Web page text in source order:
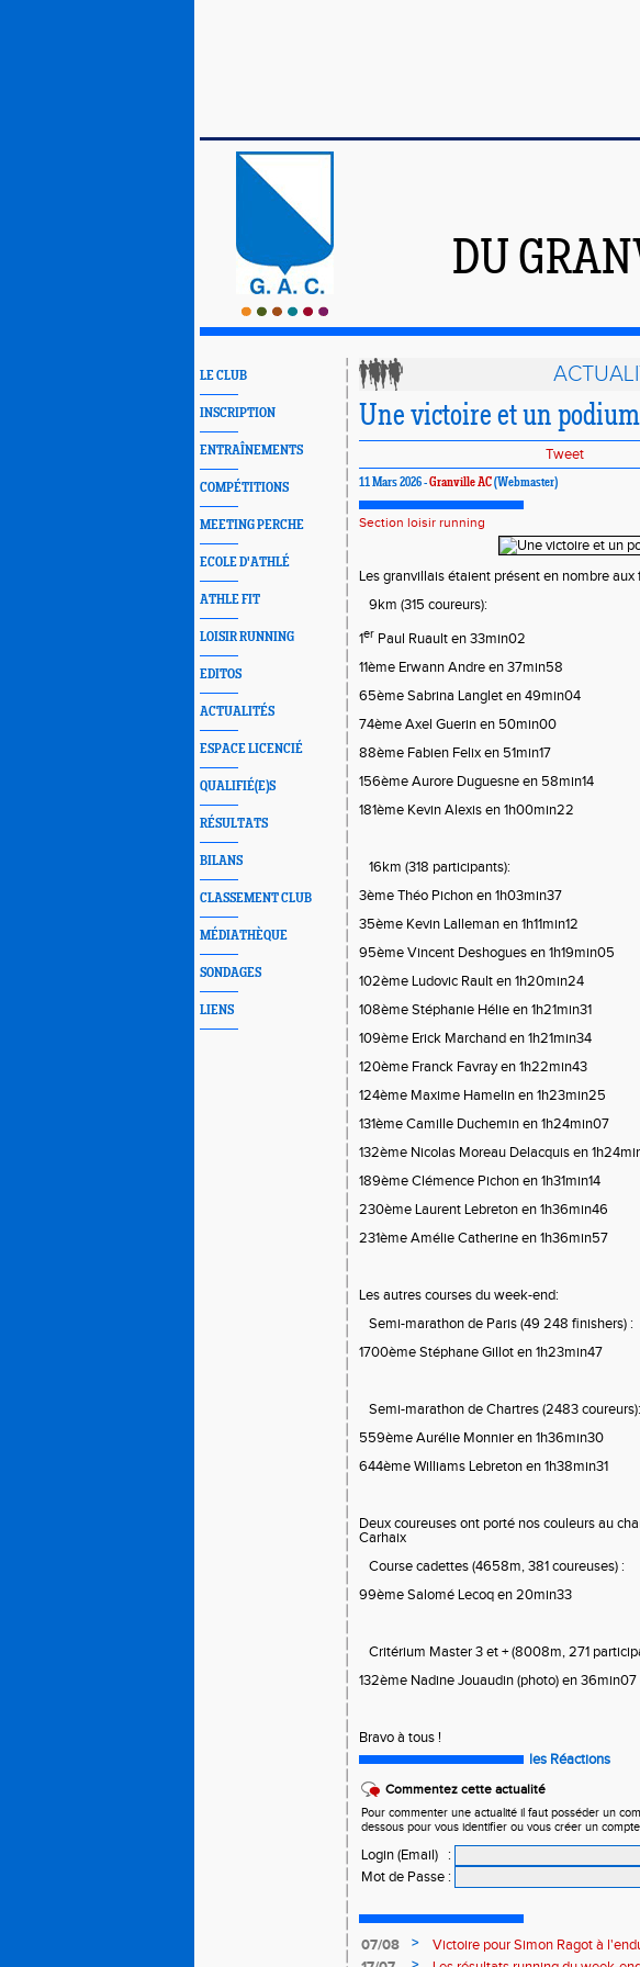
DU
LE CLUB
INSCRIPTION
ENTRAÎNEMENTS
COMPÉTITIONS
MEETING PERCHE
ECOLE D'ATHLÉ
ATHLE FIT
LOISIR RUNNING
EDITOS
ACTUALITÉS
ESPACE LICENCIÉ
QUALIFIÉ(E)S
RÉSULTATS
BILANS
CLASSEMENT CLUB
MÉDIATHÈQUE
SONDAGES
LIENS
Une victoire et un
Tweet
11 Mars 2026 -Granville AC(Webmaster)
Section loisir running
Les granvillais étaient présent en nombre aux
9km (315 coureurs):
1er Paul Ruault en 33min02
11ème Erwann Andre en 37min58
65ème Sabrina Langlet en 49min04
74ème Axel Guerin en 50min00
88ème Fabien Felix en 51min17
156ème Aurore Duguesne en 58min14
181ème Kevin Alexis en 1h00min22
16km (318 participants):
3ème Théo Pichon en 1h03min37
35ème Kevin Lalleman en 1h11min12
95ème Vincent Deshogues en 1h19min05
102ème Ludovic Rault en 1h20min24
108ème Stéphanie Hélie en 1h21min31
109ème Erick Marchand en 1h21min34
120ème Franck Favray en 1h22min43
124ème Maxime Hamelin en 1h23min25
131ème Camille Duchemin en 1h24min07
132ème Nicolas Moreau Delacquis en
189ème Clémence Pichon en 1h31min14
230ème Laurent Lebreton en 1h36min46
231ème Amélie Catherine en 1h36min57
Les autres courses du week-end:
Semi-marathon de Paris (49 248 finishers) :
1700ème Stéphane Gillot en 1h23min47
Semi-marathon de Chartres (2483 coureurs):
559ème Aurélie Monnier en 1h36min30
644ème Williams Lebreton en 1h38min31
Deux coureuses ont porté nos couleurs au
Carhaix
Course cadettes (4658m, 381 coureuses) :
99ème Salomé Lecoq en 20min33
Critérium Master 3 et + (8008m, 271
132ème Nadine Jouaudin (photo) en
Bravo à tous !
les Réactions
Commentez cette actualité
Pour commenter une actualité il faut posséder un
dessous pour vous identifier ou vous créer un
Login (Email)
:
Mot de Passe :
07/08 >
Victoire pour Simon Ragot à